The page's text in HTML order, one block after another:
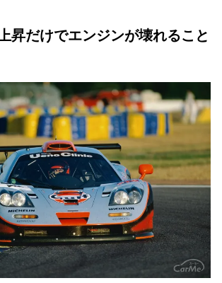
昇だけでエンジンが壊れること